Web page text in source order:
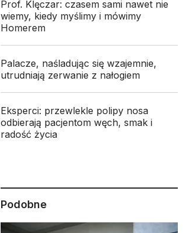
Prof. Klęczar: czasem sami nawet nie
wiemy, kiedy myślimy i mówimy
Homerem
Palacze, naśladując się wzajemnie,
utrudniają zerwanie z nałogiem
Eksperci: przewlekle polipy nosa
odbierają pacjentom węch, smak i
radość życia
Podobne